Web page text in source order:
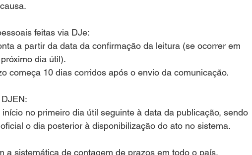
feitas via DJe:
a partir da data da confirmação da leitura (se ocorrer em
dia útil).
começa 10 dias corridos após o envio da comunicação.
no primeiro dia útil seguinte à data da publicação, sendo
o dia posterior à disponibilização do ato no sistema.
a sistemática de contagem de prazos em todo o país,